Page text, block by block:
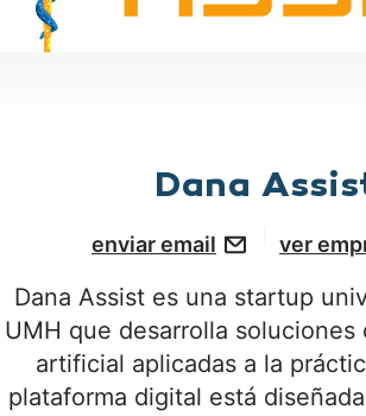
Dana
enviar email ver
Dana Assist es una startup
UMH que desarrolla
artificial aplicadas a la
plataforma digital está